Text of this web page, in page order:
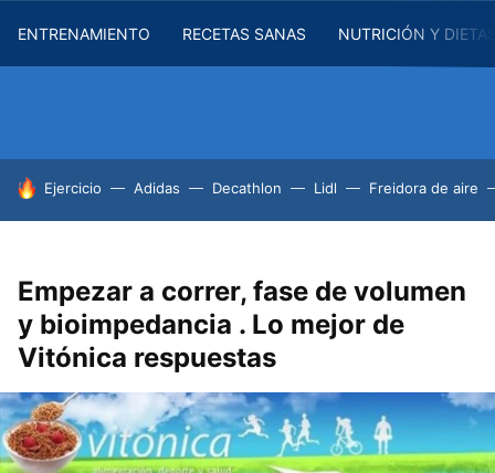
ENTRENAMIENTO RECETAS SANAS NUTRICIÓN Y
HOY SE HABLA DE
Ejercicio Adidas Decathlon Lidl Freidora de aire
Empezar a correr, fase de volumen
y bioimpedancia . Lo mejor de
Vitónica respuestas